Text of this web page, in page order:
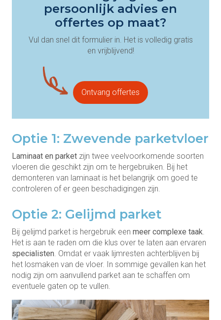
persoonlijk advies en
offertes op maat?
Vul dan snel dit formulier in. Het is volledig gratis
en vrijblijvend!
Ontvang offertes
Optie 1: Zwevende parketvloer
Laminaat en parket zijn twee veelvoorkomende soorten
vloeren die geschikt zijn om te hergebruiken. Bij het
demonteren van laminaat is het belangrijk om goed te
controleren of er geen beschadigingen zijn.
Optie 2: Gelijmd parket
Bij gelijmd parket is hergebruik een meer complexe taak
Het is aan te raden om die klus over te laten aan ervaren
specialisten . Omdat er vaak lijmresten achterblijven bij
het losmaken van de vloer. In sommige gevallen kan het
nodig zijn om aanvullend parket aan te schaffen om
eventuele gaten op te vullen.